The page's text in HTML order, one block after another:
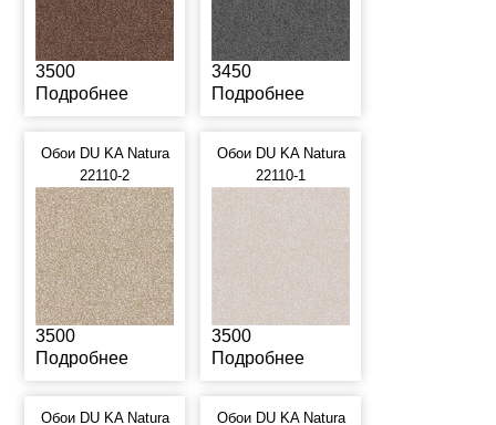
3500
Подробнее
3450
Подробнее
Обои DU KA Natura
22110-2
3500
Подробнее
Обои DU KA Natura
22110-1
3500
Подробнее
Обои DU KA Natura
Обои DU KA Natura